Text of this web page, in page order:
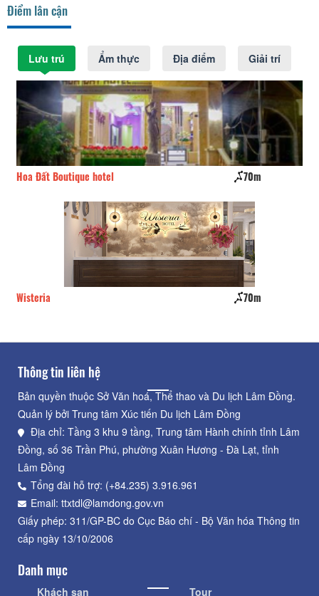
Điểm lân cận
Lưu trú Ẩm thực Địa điểm Giải trí
Hoa Đất Boutique hotel 70m
Wisteria 70m
Thông tin liên hệ
Bản quyền thuộc Sở Văn hoá, Thể thao và Du lịch Lâm Đồng.
Quản lý bởi Trung tâm Xúc tiến Du lịch Lâm Đồng
Địa chỉ: Tầng 3 khu 9 tầng, Trung tâm Hành chính tỉnh Lâm
Đồng, số 36 Trần Phú, phường Xuân Hương - Đà Lạt, tỉnh
Lâm Đồng
Tổng đài hỗ trợ: (+84.235) 3.916.961
Email: ttxtdl@lamdong.gov.vn
Giấy phép: 311/GP-BC do Cục Báo chí - Bộ Văn hóa Thông tin
cấp ngày 13/10/2006
Danh mục
Khách sạn Tour